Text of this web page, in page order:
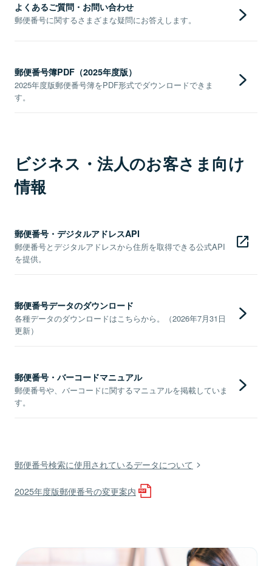
よくあるご質問・お問い合わせ
郵便番号に関するさまざまな疑問にお答えします。
郵便番号簿PDF（2025年度版）
2025年度版郵便番号簿をPDF形式でダウンロードできま
す。
ビジネス・法人のお客さま向け
情報
郵便番号・デジタルアドレスAPI
郵便番号とデジタルアドレスから住所を取得できる公式API
を提供。
郵便番号データのダウンロード
各種データのダウンロードはこちらから。（2026年7月31日
更新）
郵便番号・バーコードマニュアル
郵便番号や、バーコードに関するマニュアルを掲載していま
す。
郵便番号検索に使用されているデータについて
2025年度版郵便番号の変更案内